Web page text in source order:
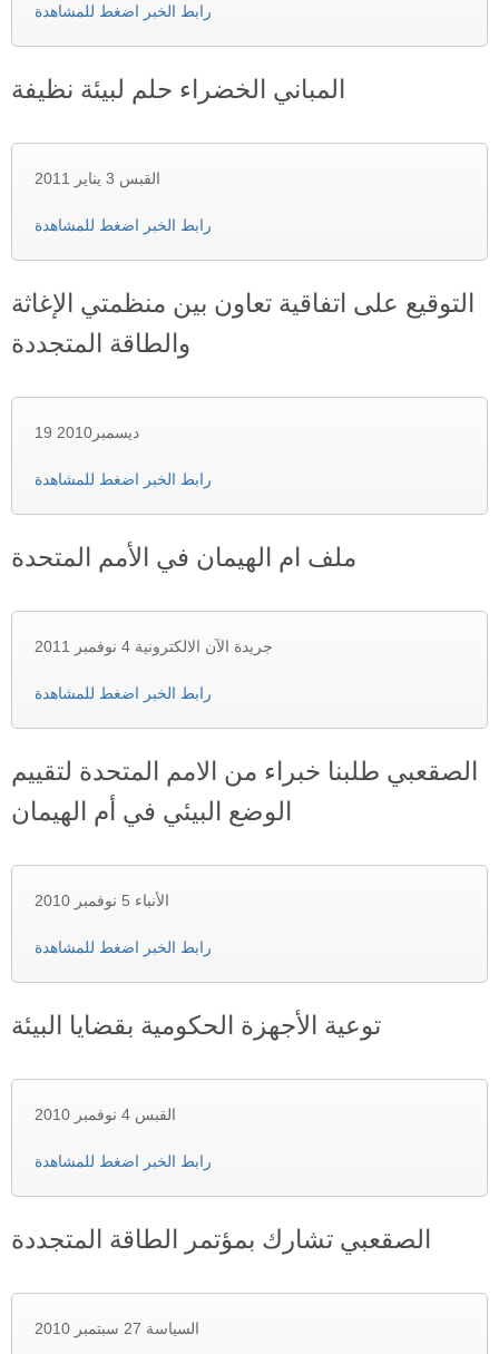
رابط الخبر اضغط للمشاهدة
المباني الخضراء حلم لبيئة نظيفة
القبس 3 يناير 2011
رابط الخبر اضغط للمشاهدة
التوقيع على اتفاقية تعاون بين منظمتي الإغاثة
والطاقة المتجددة
19 ديسمبر2010
رابط الخبر اضغط للمشاهدة
ملف ام الهيمان في الأمم المتحدة
جريدة الآن الالكترونية 4 نوفمبر 2011
رابط الخبر اضغط للمشاهدة
الصقعبي طلبنا خبراء من الامم المتحدة لتقييم
الوضع البيئي في أم الهيمان
الأنباء 5 نوفمبر 2010
رابط الخبر اضغط للمشاهدة
توعية الأجهزة الحكومية بقضايا البيئة
القبس 4 نوفمبر 2010
رابط الخبر اضغط للمشاهدة
الصقعبي تشارك بمؤتمر الطاقة المتجددة
السياسة 27 سبتمبر 2010